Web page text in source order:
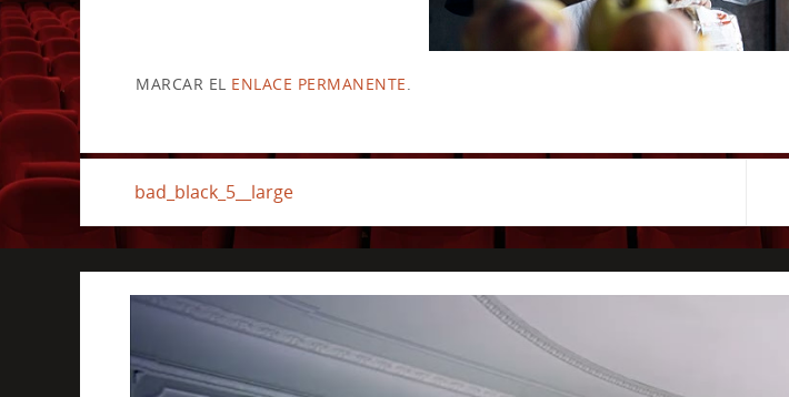
MARCAR EL ENLACE PERMANENTE
bad_black_5__large